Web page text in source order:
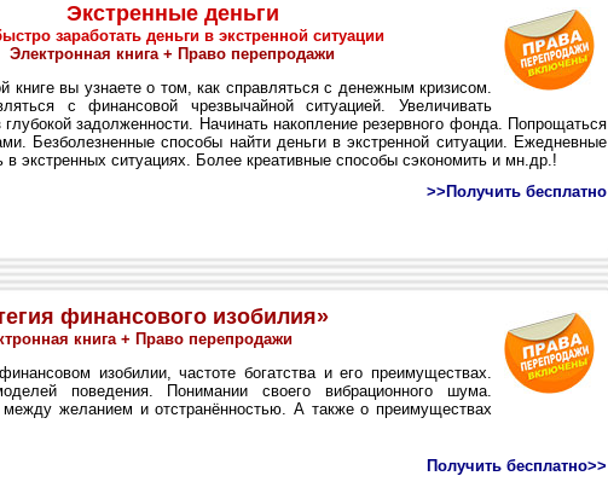
Экстренные деньги
заработать деньги в экстренной ситуации
Электронная книга + Право перепродажи
книге вы узнаете о том, как справляться с денежным кризисом.
с финансовой чрезвычайной ситуацией. Увеличивать
задолженности. Начинать накопление резервного фонда. Попрощаться
Безболезненные способы найти деньги в экстренной ситуации. Ежедневные
в экстренных ситуациях. Более креативные способы сэкономить и мн.др.!
>>Получить бесплатно
финансового изобилия»
книга + Правo перепродажи
изобилии, частоте богатства и его преимуществах.
поведения. Понимании своего вибрационного шума.
желанием и отстранённостью. А также о преимуществах
Получить бесплатно>>